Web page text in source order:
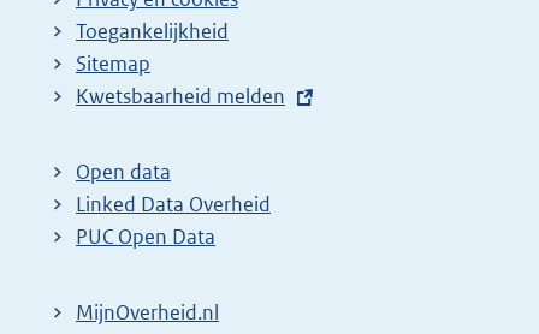
Toegankelijkheid
Sitemap
E
t
e
r
l
Kwetsbaarheid melden
Open data
Linked Data Overheid
PUC Open Data
MijnOverheid.nl